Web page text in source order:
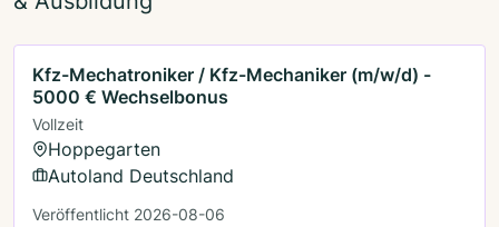
Kfz-Mechatroniker / Kfz-Mechaniker (m/w/d) -
5000 € Wechselbonus
Vollzeit
Hoppegarten
Autoland Deutschland
Veröffentlicht 2026-08-06